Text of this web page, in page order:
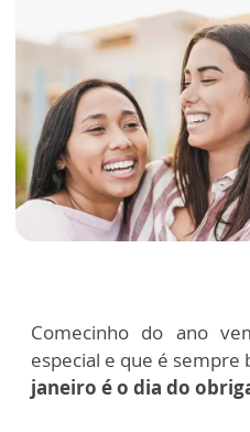
Comecinho do ano
especial e que é sempre
janeiro é o dia do